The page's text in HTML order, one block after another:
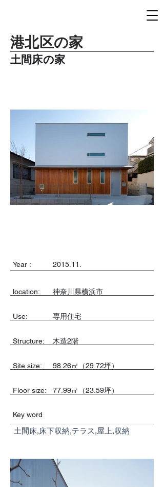
港北区の家
土間床の家
Year : 2015.11.
神奈川県横浜市
location:
専用住宅
Use:
木造2階
​Structure:
98.26㎡（29.72坪）
Site size:
77.99㎡（23.59坪）
Floor size:
Key word
土間床,床下収納,テラス,屋上,収納